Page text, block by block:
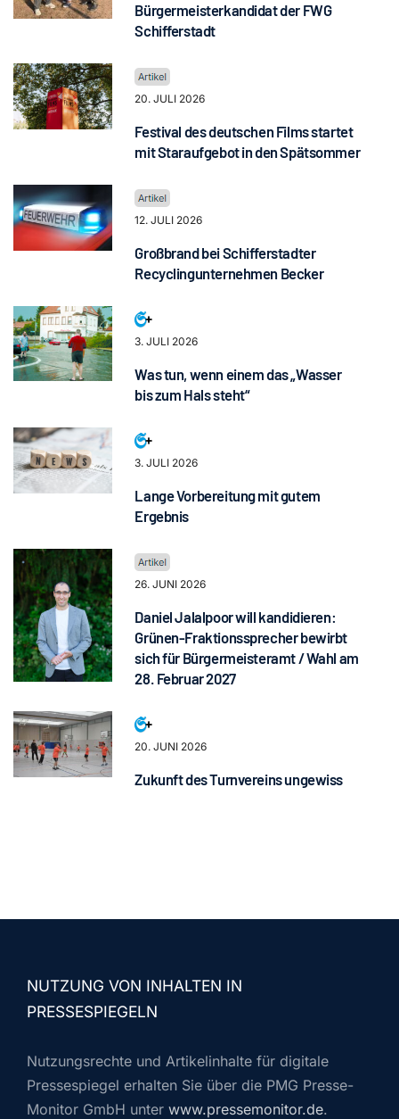
Bürgermeisterkandidat der FWG
Schifferstadt
20. JULI 2026
Festival des deutschen Films startet
mit Staraufgebot in den Spätsommer
12. JULI 2026
Großbrand bei Schifferstadter
Recyclingunternehmen Becker
3. JULI 2026
Was tun, wenn einem das „Wasser
bis zum Hals steht“
3. JULI 2026
Lange Vorbereitung mit gutem
Ergebnis
26. JUNI 2026
Daniel Jalalpoor will kandidieren:
Grünen-Fraktionssprecher bewirbt
sich für Bürgermeisteramt / Wahl am
28. Februar 2027
20. JUNI 2026
Zukunft des Turnvereins ungewiss
NUTZUNG VON INHALTEN IN
PRESSESPIEGELN
Nutzungsrechte und Artikelinhalte für digitale
Pressespiegel erhalten Sie über die PMG Presse-
Monitor GmbH unter www.pressemonitor.de.